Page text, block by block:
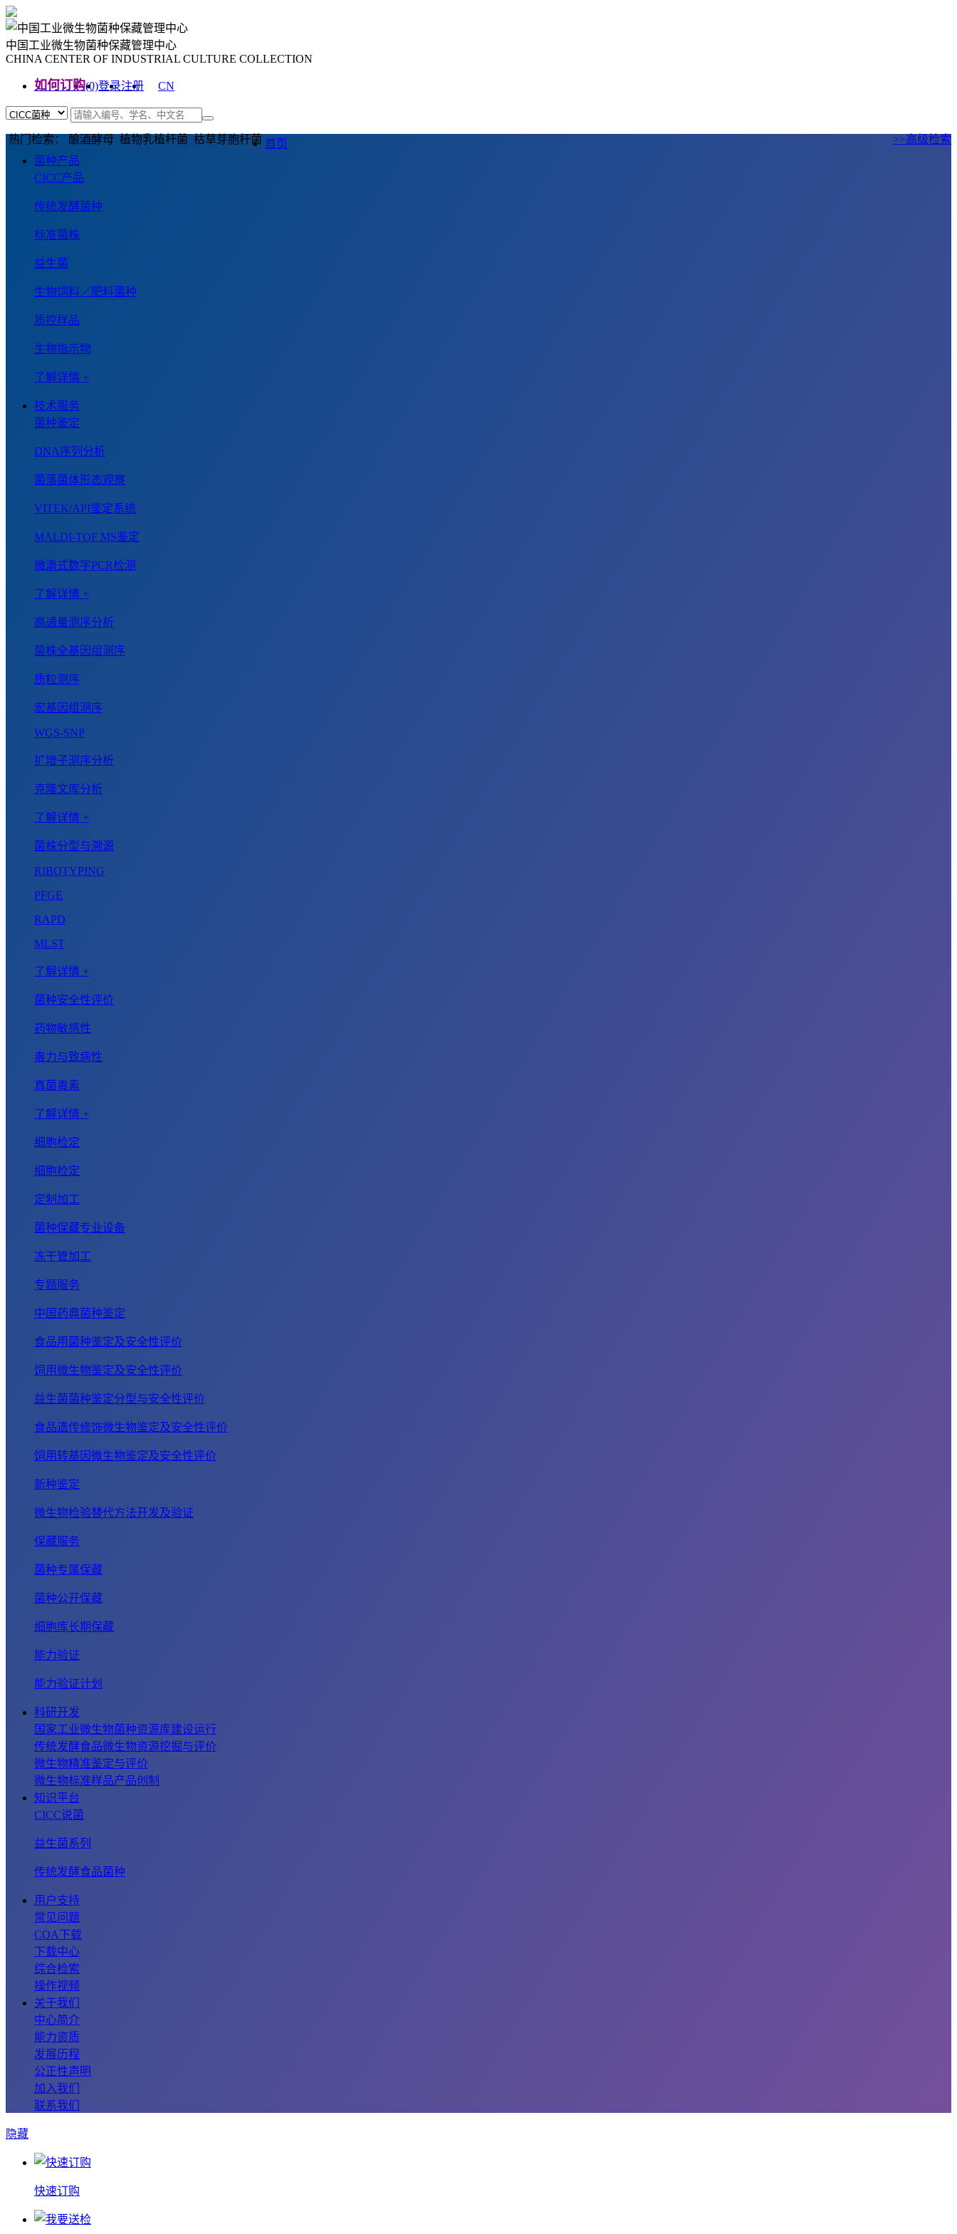
中国工业微生物菌种保藏管理中心
CHINA CENTER OF INDUSTRIAL CULTURE COLLECTION
如何订购(0)登录注册
CN
热门检索： 酿酒酵母 植物乳植杆菌 枯草芽胞杆菌 >>高级检索
首页
菌种产品
CICC产品
传统发酵菌种
标准菌株
益生菌
生物饲料／肥料菌种
质控样品
生物指示物
了解详情 +
技术服务
菌种鉴定
DNA序列分析
菌落菌体形态观察
VITEK/API鉴定系统
MALDI-TOF MS鉴定
微滴式数字PCR检测
了解详情 +
高通量测序分析
菌株全基因组测序
质粒测序
宏基因组测序
WGS-SNP
扩增子测序分析
克隆文库分析
了解详情 +
菌株分型与溯源
RIBOTYPING
PFGE
RAPD
MLST
了解详情 +
菌种安全性评价
药物敏感性
毒力与致病性
真菌毒素
了解详情 +
细胞检定
细胞检定
定制加工
菌种保藏专业设备
冻干管加工
专题服务
中国药典菌种鉴定
食品用菌种鉴定及安全性评价
饲用微生物鉴定及安全性评价
益生菌菌种鉴定分型与安全性评价
食品遗传修饰微生物鉴定及安全性评价
饲用转基因微生物鉴定及安全性评价
新种鉴定
微生物检验替代方法开发及验证
保藏服务
菌种专属保藏
菌种公开保藏
细胞库长期保藏
能力验证
能力验证计划
科研开发
国家工业微生物菌种资源库建设运行
传统发酵食品微生物资源挖掘与评价
微生物精准鉴定与评价
微生物标准样品产品创制
知识平台
CICC说菌
益生菌系列
传统发酵食品菌种
用户支持
常见问题
COA下载
下载中心
综合检索
操作视频
关于我们
中心简介
能力资质
发展历程
公正性声明
加入我们
联系我们
隐藏
快速订购